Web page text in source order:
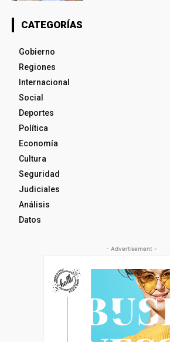
CATEGORÍAS
Gobierno
Regiones
Internacional
Social
Deportes
Política
Economía
Cultura
Seguridad
Judiciales
Análisis
Datos
- Advertisement -